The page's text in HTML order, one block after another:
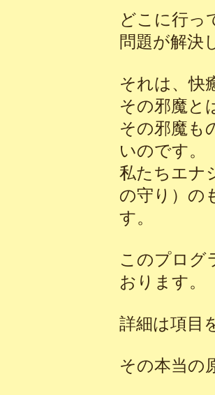
どこに行っ
問題が解
それは、快
その邪魔と
その邪魔も
いのです。
私たちエナ
の守り）の
す。
このプログ
おります。
詳細は項目
その本当の